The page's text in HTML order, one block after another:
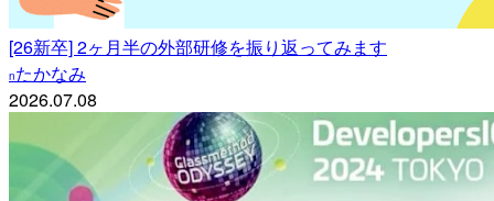
[26新卒] 2ヶ月半の外部研修を振り返ってみます
nたかなみ
2026.07.08